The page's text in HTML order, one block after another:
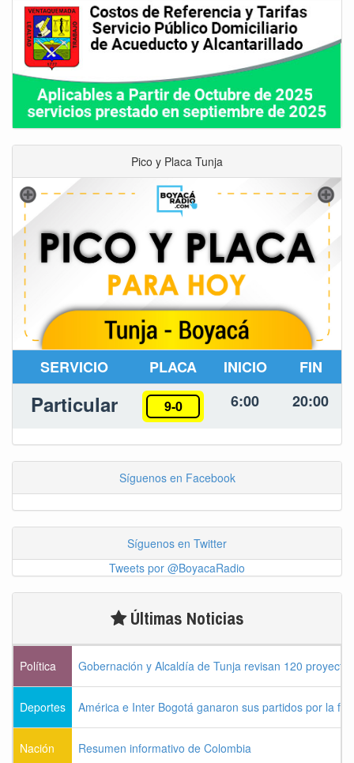
Pico y Placa Tunja
SERVICIO PLACA INICIO FIN
Particular 9-0 6:00 20:00
Síguenos en Facebook
Síguenos en Twitter
Tweets por @BoyacaRadio
Últimas Noticias
Política Gobernación y Alcaldía de Tunja revisan 120
Deportes América e Inter Bogotá ganaron sus partidos por la
Nación Resumen informativo de Colombia